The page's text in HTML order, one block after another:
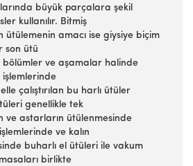
büyük parçalara şekil
kullanılır. Bitmiş
ütülemenin amacı ise giysiye biçim
son ütü
bölümler ve aşamalar halinde
işlemlerinde
çalıştırılan bu harlı ütüler
genellikle tek
ve astarların ütülenmesinde
ve kalın
buharlı el ütüleri ile vakum
masaları birlikte